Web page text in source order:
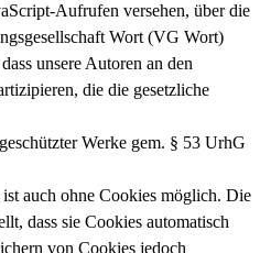
Aufrufen versehen, über die
Wort (VG Wort)
unsere Autoren an den
die die gesetzliche
Werke gem. § 53 UrhG
auch ohne Cookies möglich. Die
dass sie Cookies automatisch
von Cookies jedoch